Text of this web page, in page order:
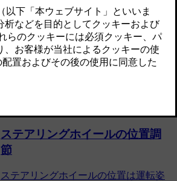
適切な着席方法
適切に着席してシートベルトを正しく
ステアリングホイールの位置調
節
ステアリングホイールの位置は運転姿